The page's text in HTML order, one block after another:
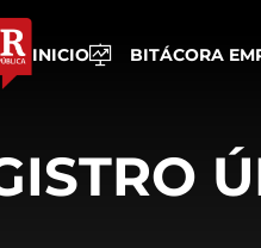
INICIO BITÁCORA